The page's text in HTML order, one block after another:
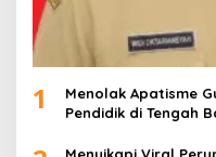
1
Menolak Apatisme
Pendidik di Tengah